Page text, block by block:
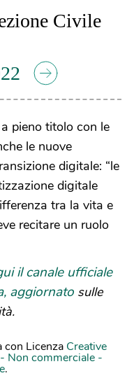
Civile
pieno titolo con le
le nuove
digitale: “le
digitale
tra la vita e
recitare un ruolo
il canale ufficiale
aggiornato sulle
con Licenza Creative
Non commerciale -
.